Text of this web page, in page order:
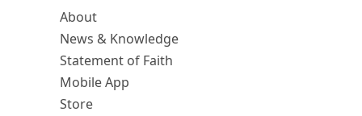
About
News & Knowledge
Statement of Faith
Mobile App
Store